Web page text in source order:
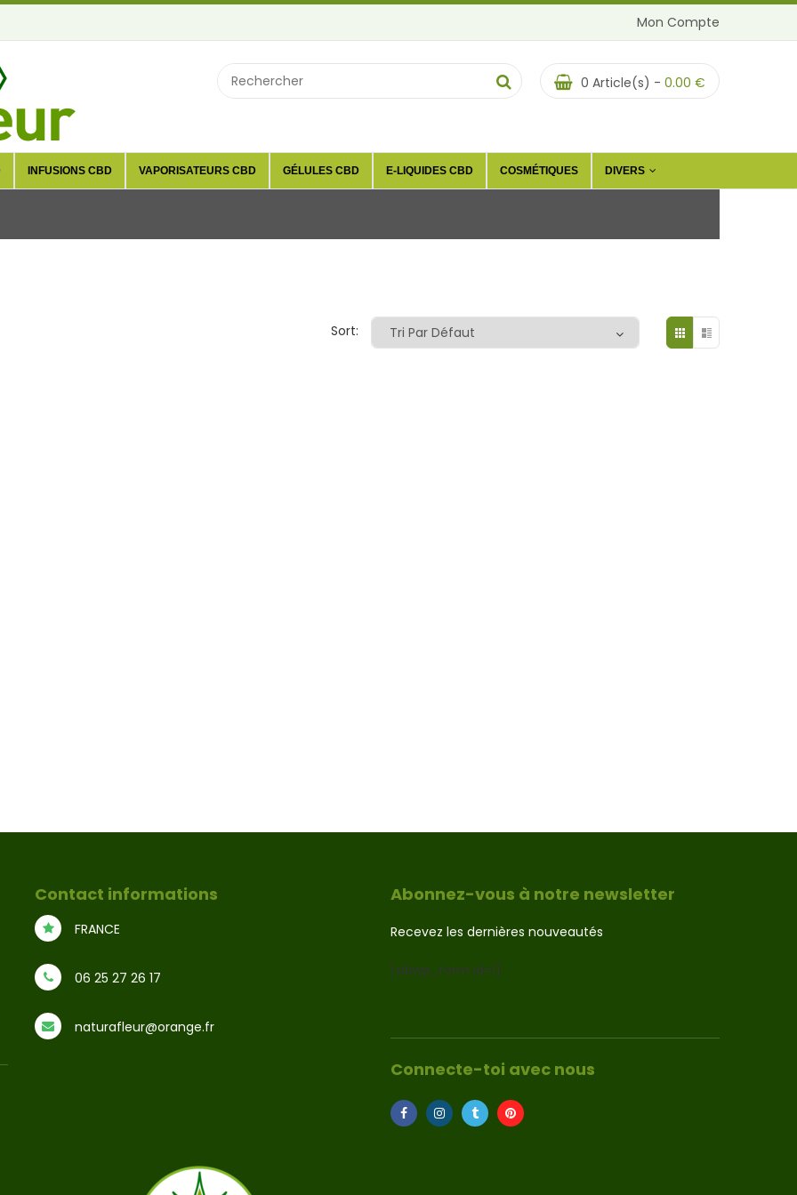
Mon Compte
0 Article(s) - 0.00 €
INFUSIONS CBD VAPORISATEURS CBD GÉLULES CBD E-LIQUIDES CBD COSMÉTIQUES DIVERS
Sort:
Contact informations
FRANCE
06 25 27 26 17
naturafleur@orange.fr
Abonnez-vous à notre newsletter
Recevez les dernières nouveautés
[sibwp_form id=1]
Connecte-toi avec nous